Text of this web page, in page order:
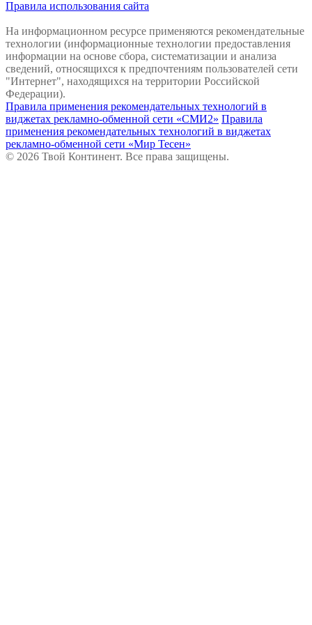
Правила использования сайта
На информационном ресурсе применяются рекомендательные
технологии (информационные технологии предоставления
информации на основе сбора, систематизации и анализа
сведений, относящихся к предпочтениям пользователей сети
"Интернет", находящихся на территории Российской
Федерации).
Правила применения рекомендательных технологий в
виджетах рекламно-обменной сети «СМИ2» Правила
применения рекомендательных технологий в виджетах
рекламно-обменной сети «Мир Тесен»
© 2026 Твой Континент. Все права защищены.